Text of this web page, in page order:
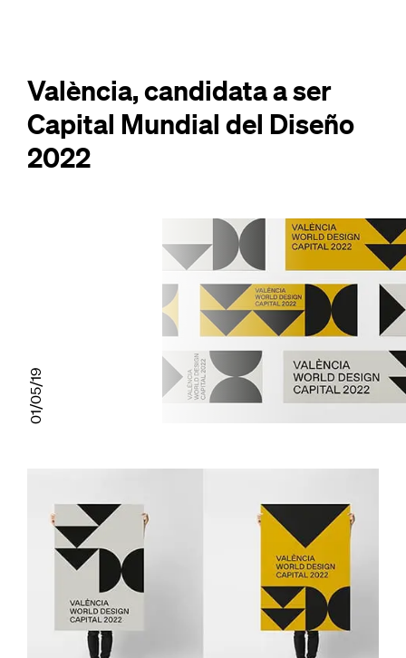
València, candidata a ser
Capital Mundial del Diseño
2022
01/05/19